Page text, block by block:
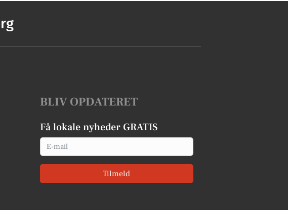
BLIV OPDATERET
Få lokale nyheder GRATIS
Email
Tilmeld